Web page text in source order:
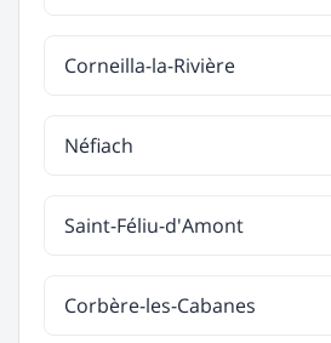
Corneilla-la-Rivière
Néfiach
Saint-Féliu-d'Amont
Corbère-les-Cabanes